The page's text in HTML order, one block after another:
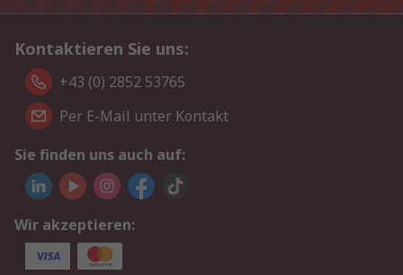
Kontaktieren Sie uns:
+43 (0) 2852 53765
Per E-Mail unter Kontakt
Sie finden uns auch auf:
Wir akzeptieren: